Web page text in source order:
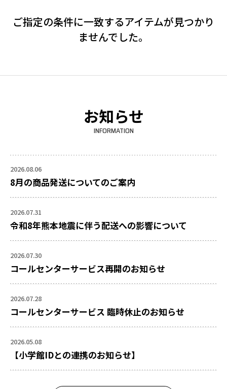
ご指定の条件に一致するアイテムが見つかり
ませんでした。
お知らせ
INFORMATION
2026.08.06
8月の商品発送についてのご案内
2026.07.31
令和8年熊本地震に伴う配送への影響について
2026.07.30
コールセンターサービス再開のお知らせ
2026.07.28
コールセンターサービス 臨時休止のお知らせ
2026.05.08
【小学館IDとの連携のお知らせ】